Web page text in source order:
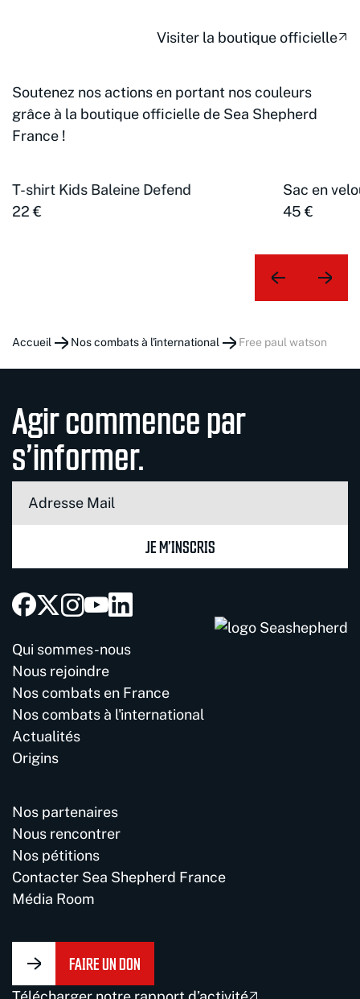
Visiter la boutique officielle
Soutenez nos actions en portant nos couleurs
grâce à la boutique officielle de Sea Shepherd
France !
T-shirt Kids Baleine Defend
22 €
Sac en
45 €
Accueil Nos combats à l'international free paul watson
Agir commence par
s’informer.
JE M’INSCRIS
Qui sommes-nous
Nous rejoindre
Nos combats en France
Nos combats à l'international
Actualités
Origins
Nos partenaires
Nous rencontrer
Nos pétitions
Contacter Sea Shepherd France
Média Room
FAIRE UN DON